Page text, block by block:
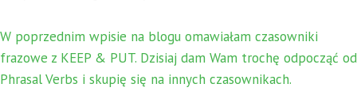
W poprzednim wpisie na blogu omawiałam czasowniki
frazowe z KEEP & PUT. Dzisiaj dam Wam trochę odpocząć od
Phrasal Verbs i skupię się na innych czasownikach.